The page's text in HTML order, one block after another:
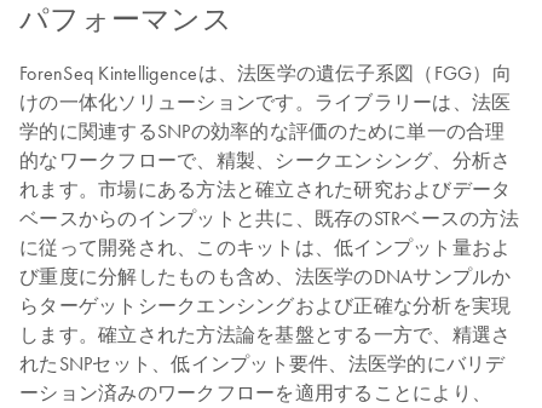
パフォーマンス
ForenSeq Kintelligenceは、法医学の遺伝子系図（FGG）向
けの一体化ソリューションです。ライブラリーは、法医
学的に関連するSNPの効率的な評価のために単一の合理
的なワークフローで、精製、シークエンシング、分析さ
れます。市場にある方法と確立された研究およびデータ
ベースからのインプットと共に、既存のSTRベースの方法
に従って開発され、このキットは、低インプット量およ
び重度に分解したものも含め、法医学のDNAサンプルか
らターゲットシークエンシングおよび正確な分析を実現
します。確立された方法論を基盤とする一方で、精選さ
れたSNPセット、低インプット要件、法医学的にバリデ
ーション済みのワークフローを適用することにより、